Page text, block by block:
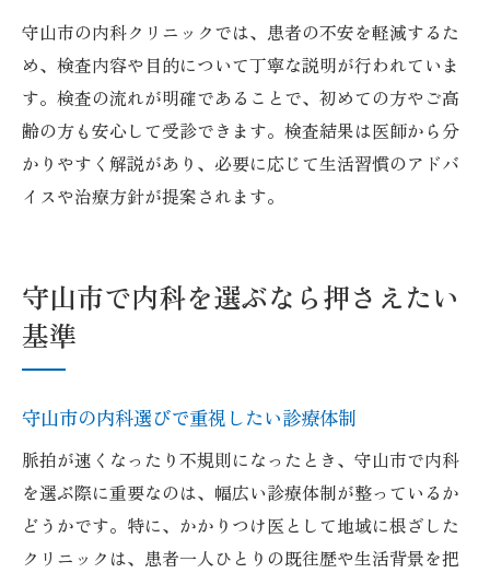
守山市の内科クリニックでは、患者の不安を軽減するた
め、検査内容や目的について丁寧な説明が行われていま
す。検査の流れが明確であることで、初めての方やご高
齢の方も安心して受診できます。検査結果は医師から分
かりやすく解説があり、必要に応じて生活習慣のアドバ
イスや治療方針が提案されます。
守山市で内科を選ぶなら押さえたい
基準
守山市の内科選びで重視したい診療体制
脈拍が速くなったり不規則になったとき、守山市で内科
を選ぶ際に重要なのは、幅広い診療体制が整っているか
どうかです。特に、かかりつけ医として地域に根ざした
クリニックは、患者一人ひとりの既往歴や生活背景を把